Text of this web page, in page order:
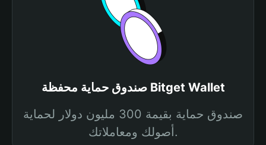
صندوق حماية محفظة Bitget Wallet
صندوق حماية بقيمة 300 مليون دولار لحماية
أصولك ومعاملاتك.